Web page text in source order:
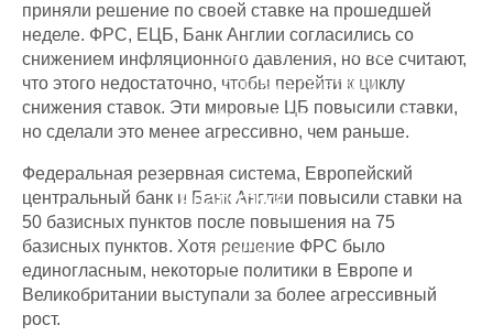
Криптовалюты
Психология торговли
Торговые стратегии
Фундаментальный анализ
Аналитика
Графики
Экономический календарь
приняли решение по своей ставке на прошедшей
неделе. ФРС, ЕЦБ, Банк Англии согласились со
снижением инфляционного давления, но все считают,
что этого недостаточно, чтобы перейти к циклу
снижения ставок. Эти мировые ЦБ повысили ставки,
но сделали это менее агрессивно, чем раньше.
Федеральная резервная система, Европейский
центральный банк и Банк Англии повысили ставки на
50 базисных пунктов после повышения на 75
базисных пунктов. Хотя решение ФРС было
единогласным, некоторые политики в Европе и
Великобритании выступали за более агрессивный
рост.